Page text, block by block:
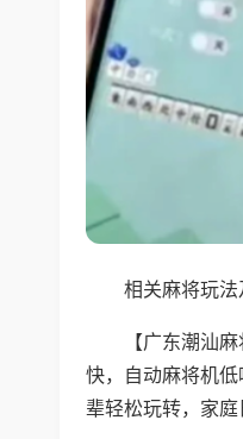
相关麻将玩
【广东潮汕
快，自动麻将机
辈轻松玩转，家庭